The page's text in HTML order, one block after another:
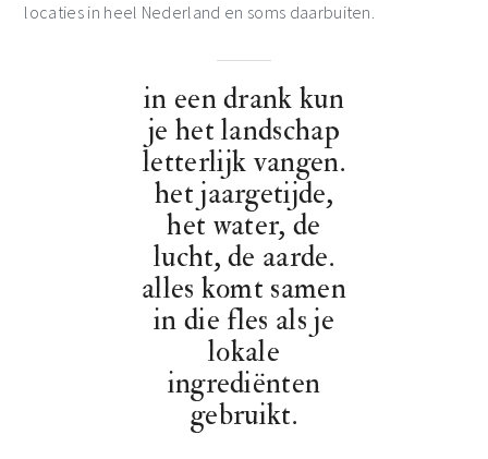
locaties in heel Nederland en soms daarbuiten.
in een drank kun
je het landschap
letterlijk vangen.
het jaargetijde,
het water, de
lucht, de aarde.
alles komt samen
in die fles als je
lokale
ingrediënten
gebruikt.